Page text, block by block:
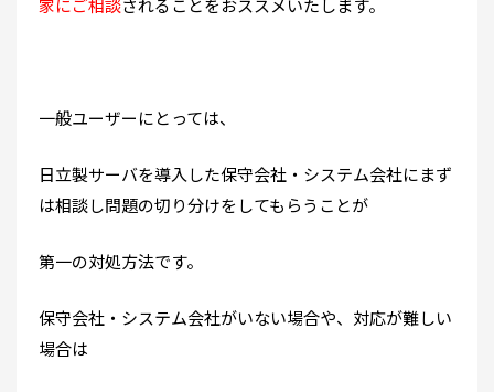
家にご相談されることをおススメいたします。
一般ユーザーにとっては、
日立製サーバを導入した保守会社・システム会社にまず
は相談し問題の切り分けをしてもらうことが
第一の対処方法です。
保守会社・システム会社がいない場合や、対応が難しい
場合は